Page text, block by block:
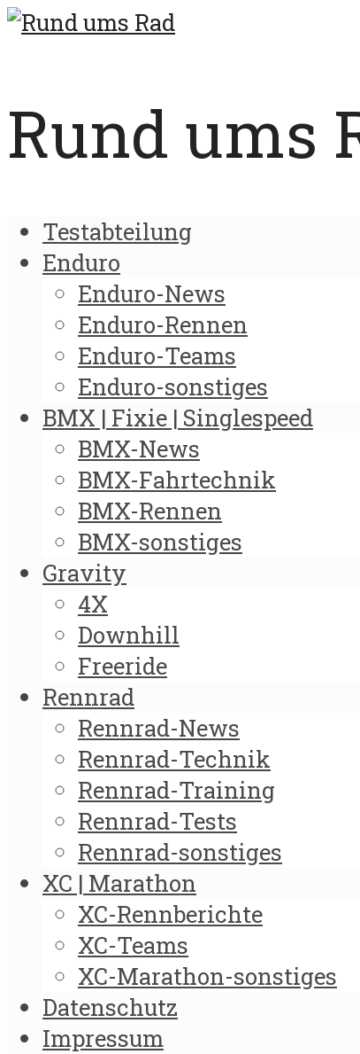
Rund ums
Testabteilung
Enduro
Enduro-News
Enduro-Rennen
Enduro-Teams
Enduro-sonstiges
BMX | Fixie | Singlespeed
BMX-News
BMX-Fahrtechnik
BMX-Rennen
BMX-sonstiges
Gravity
4X
Downhill
Freeride
Rennrad
Rennrad-News
Rennrad-Technik
Rennrad-Training
Rennrad-Tests
Rennrad-sonstiges
XC | Marathon
XC-Rennberichte
XC-Teams
XC-Marathon-sonstiges
Datenschutz
Impressum